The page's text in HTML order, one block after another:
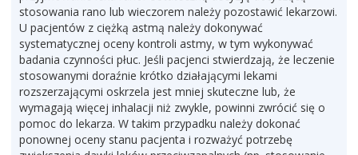
stosowania rano lub wieczorem należy pozostawić lekarzowi.
U pacjentów z ciężką astmą należy dokonywać
systematycznej oceny kontroli astmy, w tym wykonywać
badania czynności płuc. Jeśli pacjenci stwierdzają, że leczenie
stosowanymi doraźnie krótko działającymi lekami
rozszerzającymi oskrzela jest mniej skuteczne lub, że
wymagają więcej inhalacji niż zwykle, powinni zwrócić się o
pomoc do lekarza. W takim przypadku należy dokonać
ponownej oceny stanu pacjenta i rozważyć potrzebę